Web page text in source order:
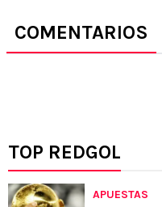
COMENTARIOS
TOP REDGOL
APUESTAS